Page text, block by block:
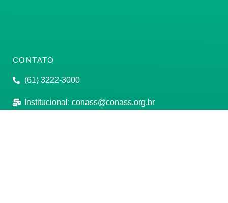
CONTATO
(61) 3222-3000
Institucional: conass@conass.org.br